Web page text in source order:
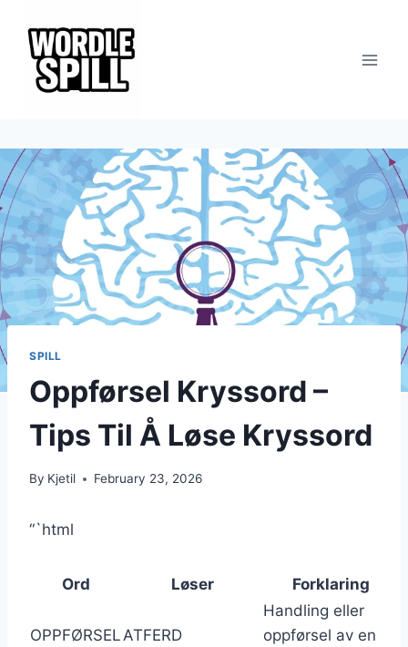
content
SPILL
Oppførsel Kryssord –
Tips Til Å Løse Kryssord
By Kjetil February 23, 2026
“`html
Ord Løser Forklaring
OPPFØRSELATFERD
Handling eller
oppførsel av en